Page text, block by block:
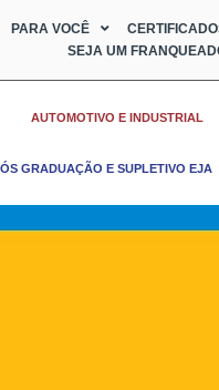
PARA VOCÊ
SEJA UM
AUTOMOTIVO E INDUSTRIAL
GRADUAÇÃO E SUPLETIVO EJA